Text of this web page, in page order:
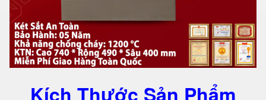
Kích Thước Sản Phẩm